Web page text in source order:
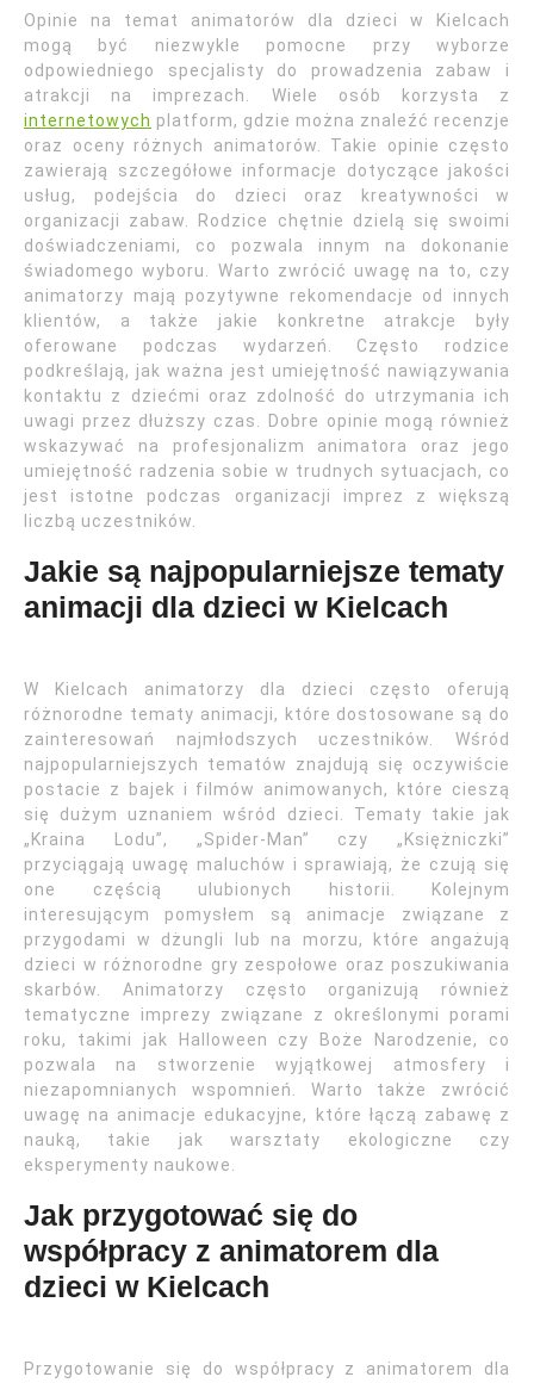
Opinie na temat animatorów dla dzieci w Kielcach
mogą być niezwykle pomocne przy wyborze
odpowiedniego specjalisty do prowadzenia zabaw i
atrakcji na imprezach. Wiele osób korzysta z
internetowych platform, gdzie można znaleźć recenzje
oraz oceny różnych animatorów. Takie opinie często
zawierają szczegółowe informacje dotyczące jakości
usług, podejścia do dzieci oraz kreatywności w
organizacji zabaw. Rodzice chętnie dzielą się swoimi
doświadczeniami, co pozwala innym na dokonanie
świadomego wyboru. Warto zwrócić uwagę na to, czy
animatorzy mają pozytywne rekomendacje od innych
klientów, a także jakie konkretne atrakcje były
oferowane podczas wydarzeń. Często rodzice
podkreślają, jak ważna jest umiejętność nawiązywania
kontaktu z dziećmi oraz zdolność do utrzymania ich
uwagi przez dłuższy czas. Dobre opinie mogą również
wskazywać na profesjonalizm animatora oraz jego
umiejętność radzenia sobie w trudnych sytuacjach, co
jest istotne podczas organizacji imprez z większą
liczbą uczestników.
Jakie są najpopularniejsze tematy
animacji dla dzieci w Kielcach
W Kielcach animatorzy dla dzieci często oferują
różnorodne tematy animacji, które dostosowane są do
zainteresowań najmłodszych uczestników. Wśród
najpopularniejszych tematów znajdują się oczywiście
postacie z bajek i filmów animowanych, które cieszą
się dużym uznaniem wśród dzieci. Tematy takie jak
„Kraina Lodu”, „Spider-Man” czy „Księżniczki”
przyciągają uwagę maluchów i sprawiają, że czują się
one częścią ulubionych historii. Kolejnym
interesującym pomysłem są animacje związane z
przygodami w dżungli lub na morzu, które angażują
dzieci w różnorodne gry zespołowe oraz poszukiwania
skarbów. Animatorzy często organizują również
tematyczne imprezy związane z określonymi porami
roku, takimi jak Halloween czy Boże Narodzenie, co
pozwala na stworzenie wyjątkowej atmosfery i
niezapomnianych wspomnień. Warto także zwrócić
uwagę na animacje edukacyjne, które łączą zabawę z
nauką, takie jak warsztaty ekologiczne czy
eksperymenty naukowe.
Jak przygotować się do
współpracy z animatorem dla
dzieci w Kielcach
Przygotowanie się do współpracy z animatorem dla